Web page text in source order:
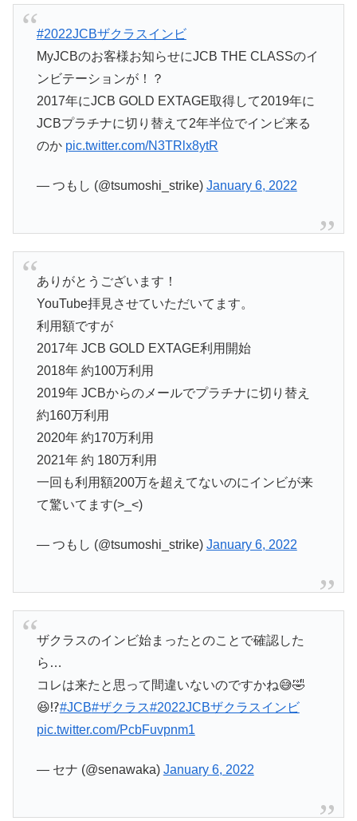
#2022JCBザクラスインビ
MyJCBのお客様お知らせにJCB THE CLASSのイ
ンビテーションが！？
2017年にJCB GOLD EXTAGE取得して2019年に
JCBプラチナに切り替えて2年半位でインビ来る
のか pic.twitter.com/N3TRlx8ytR
— つもし (@tsumoshi_strike) January 6, 2022
ありがとうございます！
YouTube拝見させていただいてます。
利用額ですが
2017年 JCB GOLD EXTAGE利用開始
2018年 約100万利用
2019年 JCBからのメールでプラチナに切り替え
約160万利用
2020年 約170万利用
2021年 約 180万利用
一回も利用額200万を超えてないのにインビが来
て驚いてます(>_<)
— つもし (@tsumoshi_strike) January 6, 2022
ザクラスのインビ始まったとのことで確認した
ら…
コレは来たと思って間違いないのですかね😅🤣
😆⁉️#JCB#ザクラス#2022JCBザクラスインビ
pic.twitter.com/PcbFuvpnm1
— セナ (@senawaka) January 6, 2022